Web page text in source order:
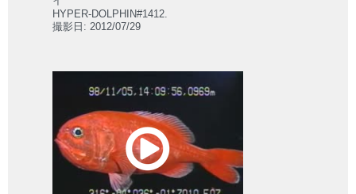
HYPER-DOLPHIN#1412.
撮影日: 2012/07/29